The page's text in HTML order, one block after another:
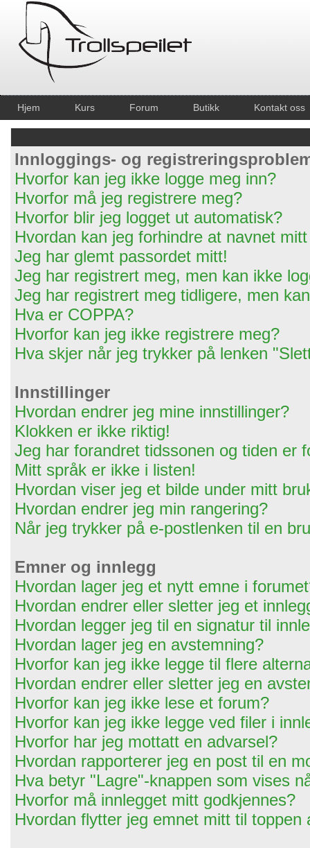
Hjem Kurs Forum Butikk Kontakt oss
Innloggings- og
Hvorfor kan jeg ikke logge meg inn?
Hvorfor må jeg registrere meg?
Hvorfor blir jeg logget ut automatisk?
Hvordan kan jeg forhindre at navnet
Jeg har glemt passordet mitt!
Jeg har registrert meg, men kan ikke
Jeg har registrert meg tidligere, men
Hva er COPPA?
Hvorfor kan jeg ikke registrere meg?
Hva skjer når jeg trykker på lenken
Innstillinger
Hvordan endrer jeg mine innstillinger?
Klokken er ikke riktig!
Jeg har forandret tidssonen og tiden er
Mitt språk er ikke i listen!
Hvordan viser jeg et bilde under mitt
Hvordan endrer jeg min rangering?
Når jeg trykker på e-postlenken til en
Emner og innlegg
Hvordan lager jeg et nytt emne i
Hvordan endrer eller sletter jeg et
Hvordan legger jeg til en signatur til
Hvordan lager jeg en avstemning?
Hvorfor kan jeg ikke legge til flere
Hvordan endrer eller sletter jeg en
Hvorfor kan jeg ikke lese et forum?
Hvorfor kan jeg ikke legge ved filer i
Hvorfor har jeg mottatt en advarsel?
Hvordan rapporterer jeg en post til en
Hva betyr "Lagre"-knappen som vises
Hvorfor må innlegget mitt godkjennes?
Hvordan flytter jeg emnet mitt til toppen